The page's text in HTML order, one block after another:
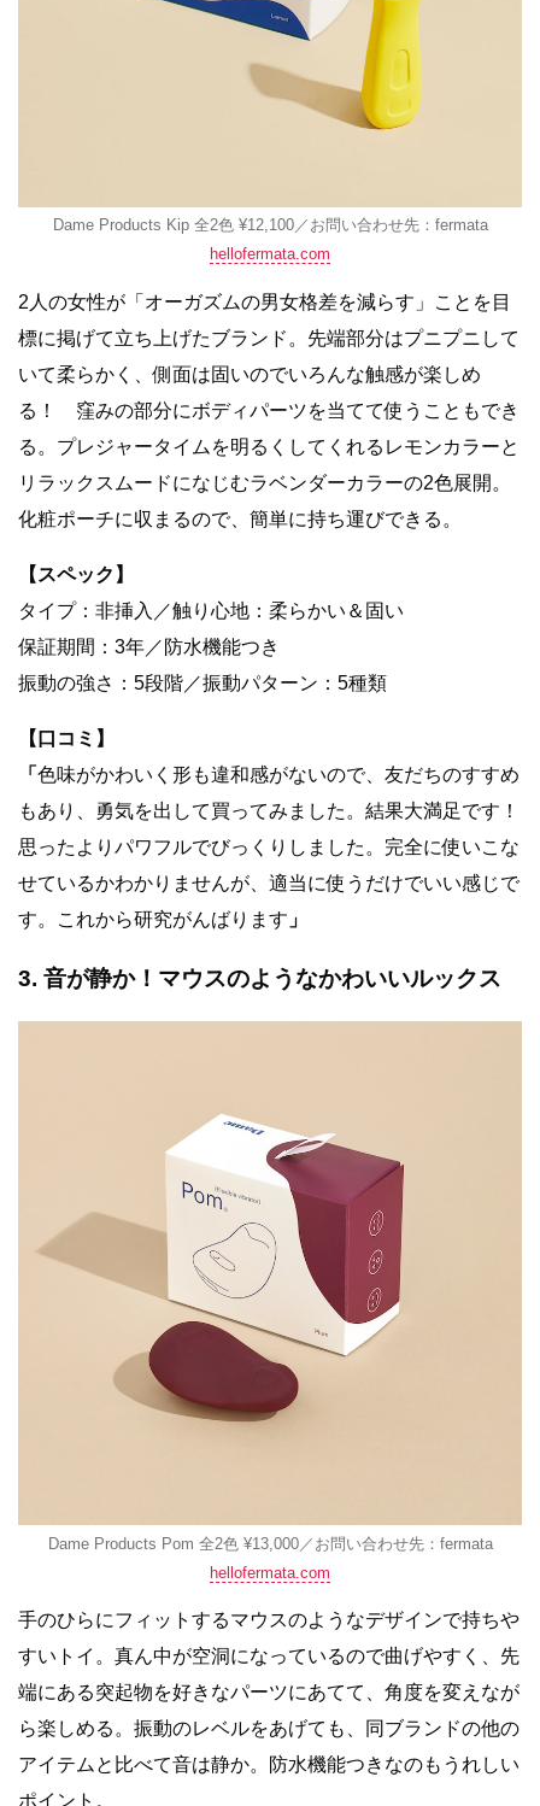
Dame Products Kip 全2色 ¥12,100／お問い合わせ先：fermata
hellofermata.com
2人の女性が「 オーガズムの男女格差を減らす 」ことを目
標に掲げて立ち上げたブランド。先端部分はプニプニして
いて柔らかく、側面は固いのでいろんな触感が楽しめ
る！ 窪みの部分にボディパーツを当てて使うこともでき
る。プレジャータイムを明るくしてくれるレモンカラーと
リラックスムードになじむラベンダーカラーの2色展開。
化粧ポーチに収まるので、簡単に持ち運びできる。
【スペック】
タイプ：非挿入／触り心地：柔らかい＆固い
保証期間：3年／防水機能つき
振動の強さ：5段階／振動パターン：5種類
【口コミ】
「 色味がかわいく形も違和感がないので、友だちのすすめ
もあり、勇気を出して買ってみました。結果大満足です！
思ったよりパワフルでびっくりしました。完全に使いこな
せているかわかりませんが、適当に使うだけでいい感じで
す。これから研究がんばります 」
3. 音が静か！マウスのようなかわいいルックス
Dame Products Pom 全2色 ¥13,000／お問い合わせ先：fermata
hellofermata.com
手のひらにフィットするマウスのようなデザインで持ちや
すいトイ。真ん中が空洞になっているので曲げやすく、先
端にある突起物を好きなパーツにあてて、角度を変えなが
ら楽しめる。振動のレベルをあげても、同ブランドの他の
アイテムと比べて音は静か。防水機能つきなのもうれしい
ポイント。